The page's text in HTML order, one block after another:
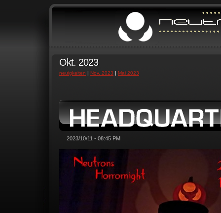
Okt. 2023
neuigkeiten | Nov. 2023 | Mai 2023
2023/10/11 - 08:45 PM